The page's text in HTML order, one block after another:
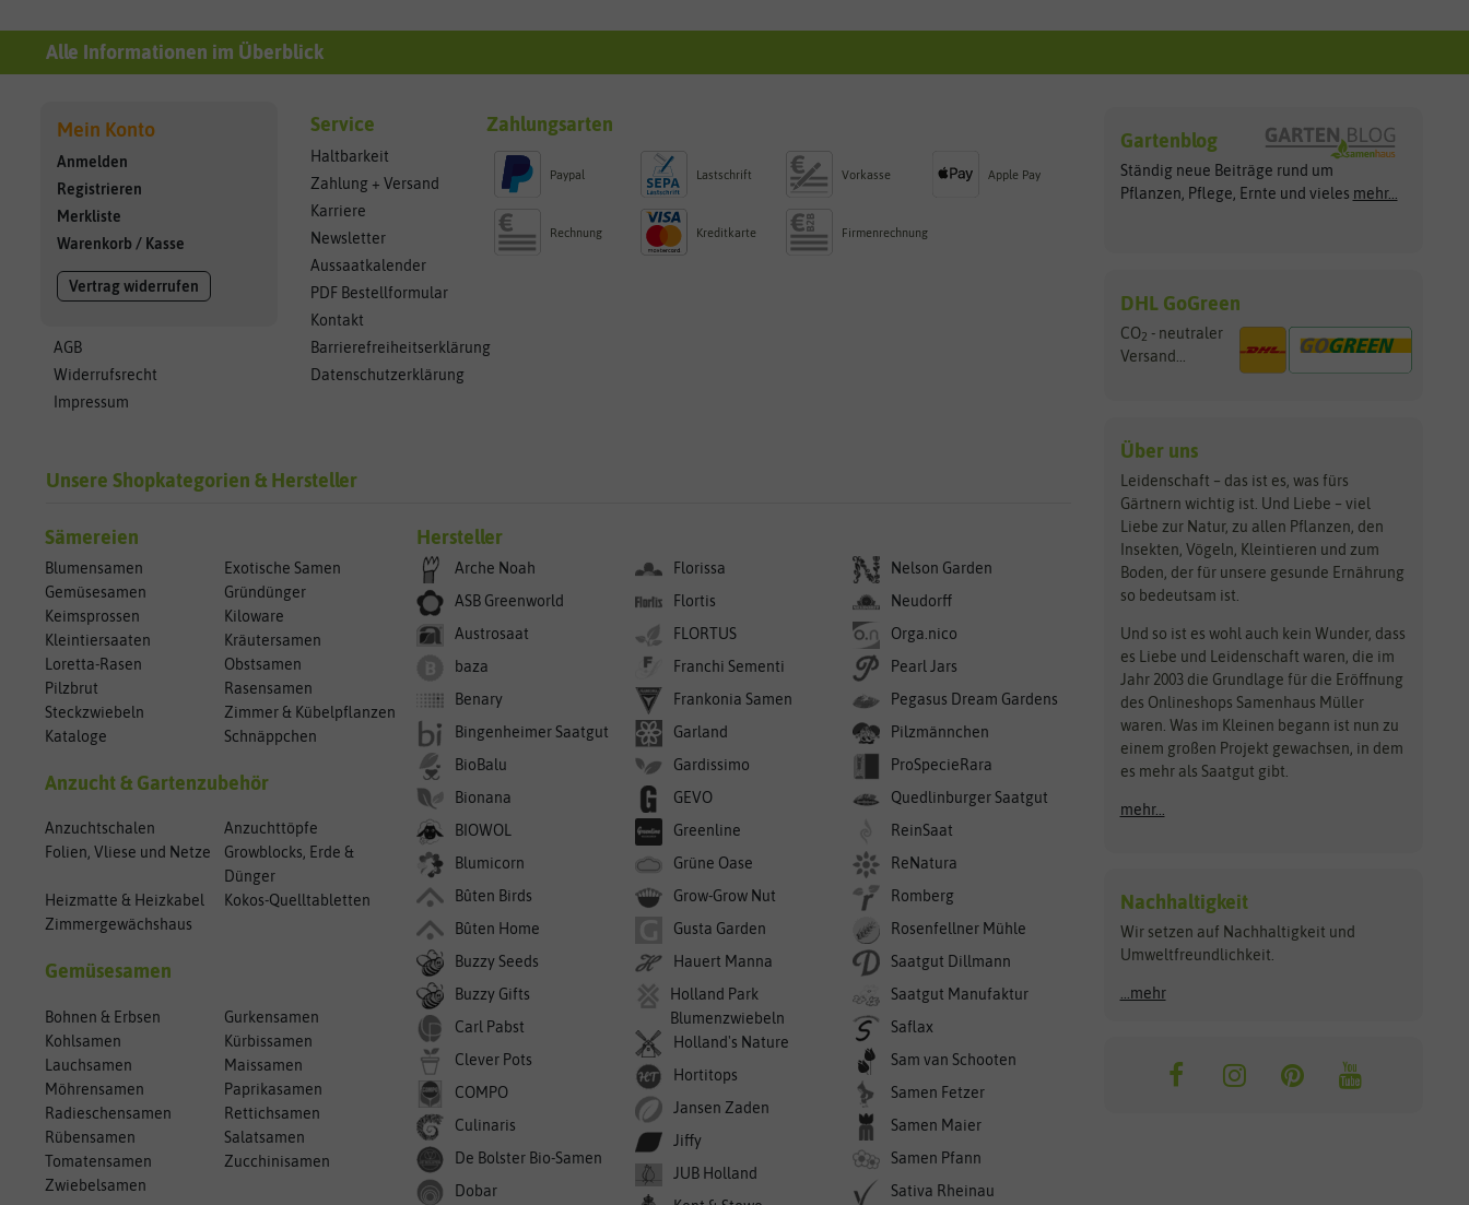
Alle Informationen im Überblick
Mein Konto
Anmelden
Registrieren
Merkliste
Warenkorb / Kasse
Vertrag widerrufen
AGB
Widerrufsrecht
Impressum
Service
Haltbarkeit
Zahlung + Versand
Karriere
Newsletter
Aussaatkalender
PDF Bestellformular
Kontakt
Barrierefreiheitserklärung
Datenschutzerklärung
Zahlungsarten
Paypal Lastschrift Vorkasse Apple Pay
Rechnung Kreditkarte Firmenrechnung
Unsere Shopkategorien & Hersteller
Sämereien
Blumensamen
Exotische Samen
Gemüsesamen
Gründünger
Keimsprossen
Kiloware
Kleintiersaaten
Kräutersamen
Loretta-Rasen
Obstsamen
Pilzbrut
Rasensamen
Steckzwiebeln
Zimmer & Kübelpflanzen
Kataloge
Schnäppchen
Anzucht & Gartenzubehör
Anzuchtschalen
Anzuchttöpfe
Folien, Vliese und Netze
Growblocks, Erde &
Dünger
Heizmatte & Heizkabel
Kokos-Quelltabletten
Zimmergewächshaus
Gemüsesamen
Bohnen & Erbsen
Gurkensamen
Kohlsamen
Kürbissamen
Lauchsamen
Maissamen
Möhrensamen
Paprikasamen
Radieschensamen
Rettichsamen
Rübensamen
Salatsamen
Tomatensamen
Zucchinisamen
Zwiebelsamen
Hersteller
Arche Noah
ASB Greenworld
Austrosaat
baza
Benary
Bingenheimer Saatgut
BioBalu
Bionana
BIOWOL
Blumicorn
Bûten Birds
Bûten Home
Buzzy Seeds
Buzzy Gifts
Carl Pabst
Clever Pots
COMPO
Culinaris
De Bolster Bio-Samen
Dobar
Florissa
Flortis
FLORTUS
Franchi Sementi
Frankonia Samen
Garland
Gardissimo
GEVO
Greenline
Grüne Oase
Grow-Grow Nut
Gusta Garden
Hauert Manna
Holland Park
Blumenzwiebeln
Holland's Nature
Hortitops
Jansen Zaden
Jiffy
JUB Holland
Nelson Garden
Neudorff
Orga.nico
Pearl Jars
Pegasus Dream Gardens
Pilzmännchen
ProSpecieRara
Quedlinburger Saatgut
ReinSaat
ReNatura
Romberg
Rosenfellner Mühle
Saatgut Dillmann
Saatgut Manufaktur
Saflax
Sam van Schooten
Samen Fetzer
Samen Maier
Samen Pfann
Sativa Rheinau
Gartenblog
Ständig neue Beiträge rund um
Pflanzen, Pflege, Ernte und vieles mehr...
DHL GoGreen
CO2 - neutraler
Versand...
Über uns
Leidenschaft – das ist es, was fürs
Gärtnern wichtig ist. Und Liebe – viel
Liebe zur Natur, zu allen Pflanzen, den
Insekten, Vögeln, Kleintieren und zum
Boden, der für unsere gesunde Ernährung
so bedeutsam ist.
Und so ist es wohl auch kein Wunder, dass
es Liebe und Leidenschaft waren, die im
Jahr 2003 die Grundlage für die Eröffnung
des Onlineshops Samenhaus Müller
waren. Was im Kleinen begann ist nun zu
einem großen Projekt gewachsen, in dem
es mehr als Saatgut gibt.
mehr...
Nachhaltigkeit
Wir setzen auf Nachhaltigkeit und
Umweltfreundlichkeit.
...mehr